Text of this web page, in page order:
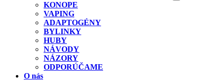
KONOPE
VAPING
ADAPTOGÉNY
BYLINKY
HUBY
NÁVODY
NÁZORY
ODPORÚČAME
O nás